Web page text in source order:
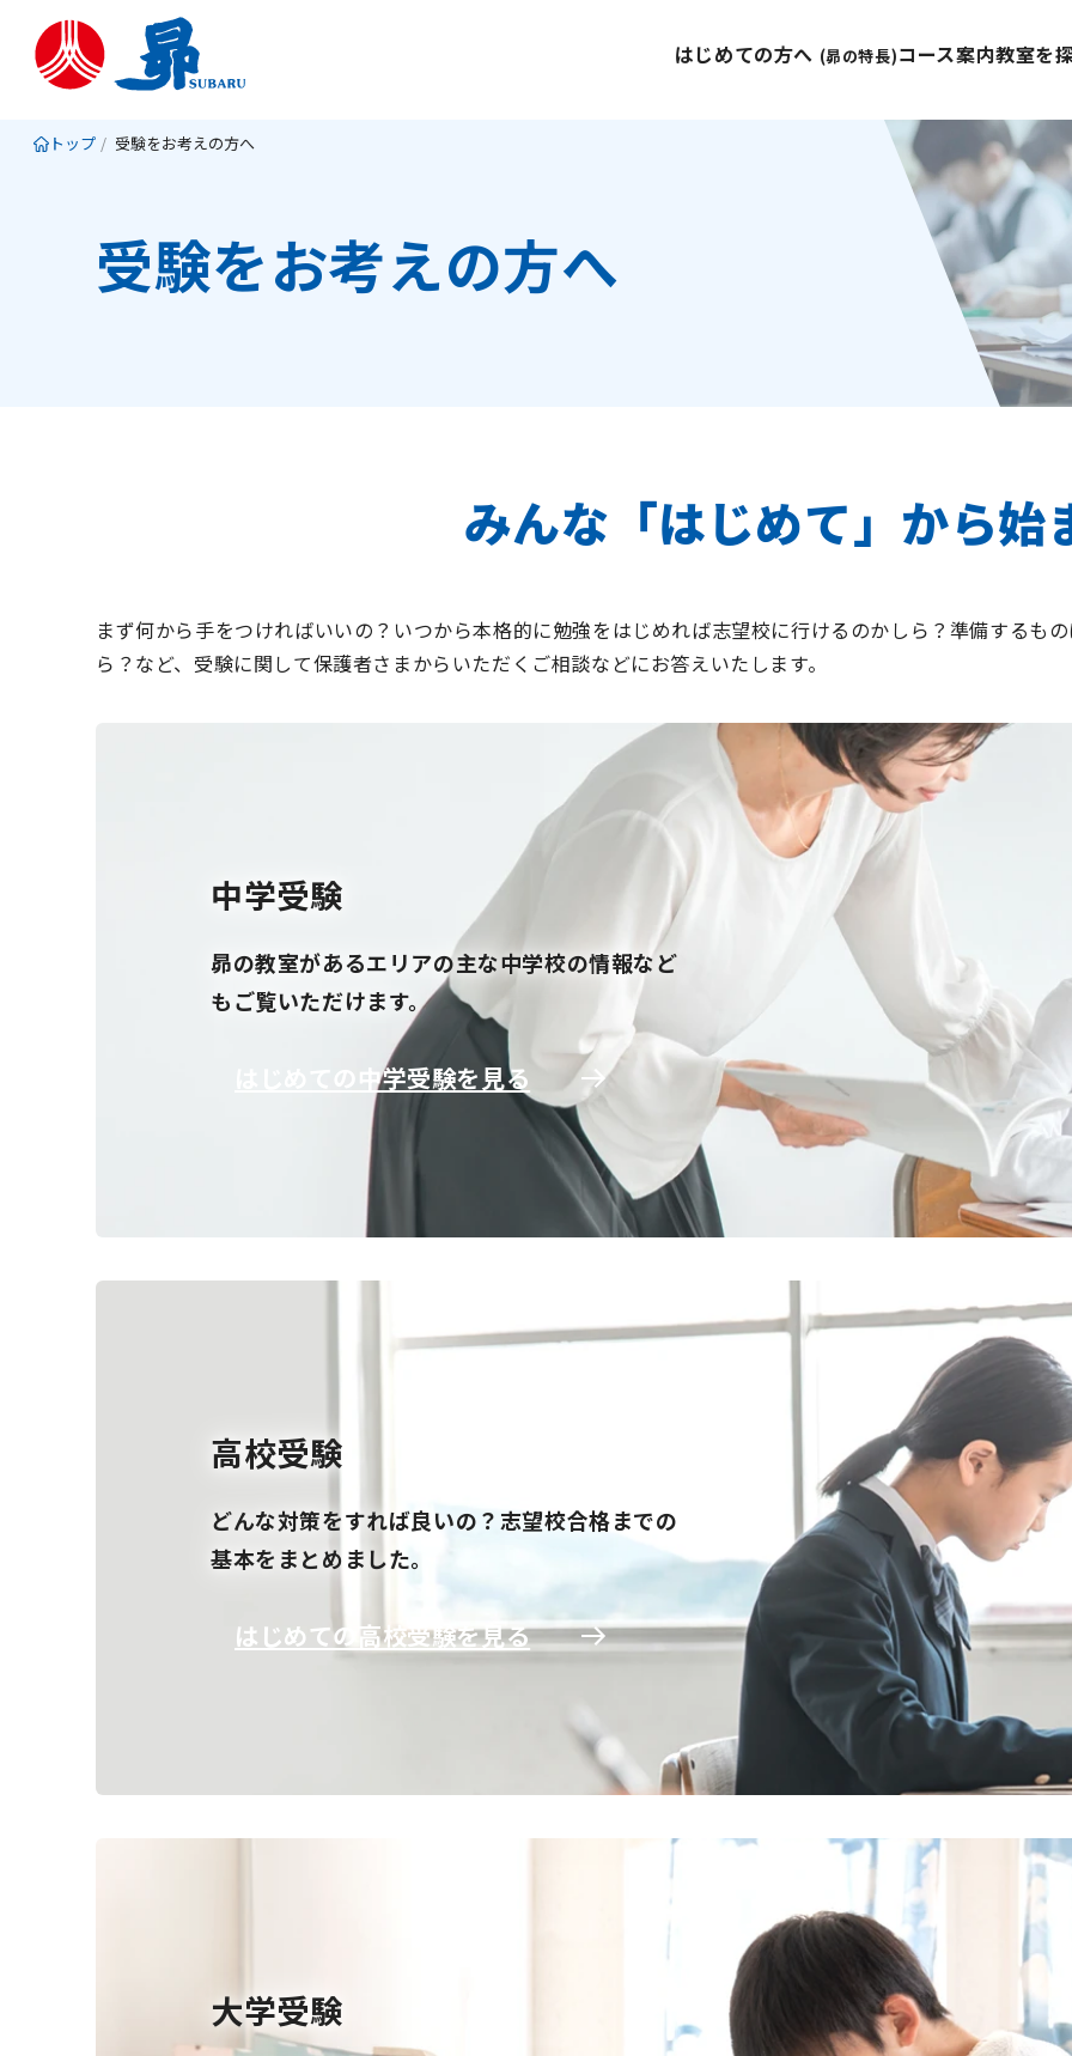
はじめての方へ (昴の特長)コース案内教室を
トップ 受験をお考えの方へ
受験をお考えの方へ
みんな「はじめて」から始
まず何から手をつければいいの？いつから本格的に勉強をはじめれば志望校に行けるのかしら？準備するも
ら？など、受験に関して保護者さまからいただくご相談などにお答えいたします。
中学受験
昴の教室があるエリアの主な中学校の情報など
もご覧いただけます。
はじめての中学受験を見る
高校受験
どんな対策をすれば良いの？志望校合格までの
基本をまとめました。
はじめての高校受験を見る
大学受験